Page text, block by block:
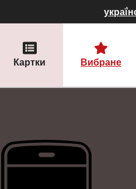
Картки Вибране